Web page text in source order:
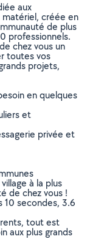
aux
créée en
de plus
professionnels.
chez vous un
toutes vos
projets,
en quelques
et
privée et
à la plus
de chez vous !
secondes, 3.6
tout est
aux plus grands